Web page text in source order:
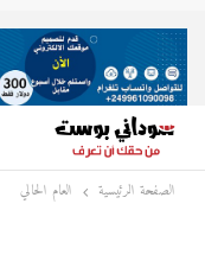
الصفحة الرئيسية العام الحالي